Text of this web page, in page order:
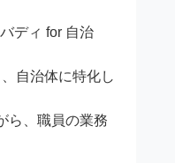
ディ for 自治
自治体に特化し
ら、職員の業務